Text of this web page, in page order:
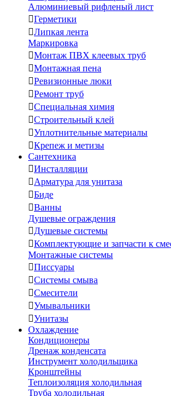
Алюминиевый рифленый лист
Герметики
Липкая лента
Маркировка
Монтаж ПВХ клеевых труб
Монтажная пена
Ревизионные люки
Ремонт труб
Специальная химия
Строительный клей
Уплотнительные материалы
Крепеж и метизы
Сантехника
Инсталляции
Арматура для унитаза
Биде
Ванны
Душевые ограждения
Душевые системы
Комплектующие и запчасти к
Монтажные системы
Писсуары
Системы смыва
Смесители
Умывальники
Унитазы
Охлаждение
Кондиционеры
Дренаж конденсата
Инструмент холодильщика
Кронштейны
Теплоизоляция холодильная
Труба холодильная